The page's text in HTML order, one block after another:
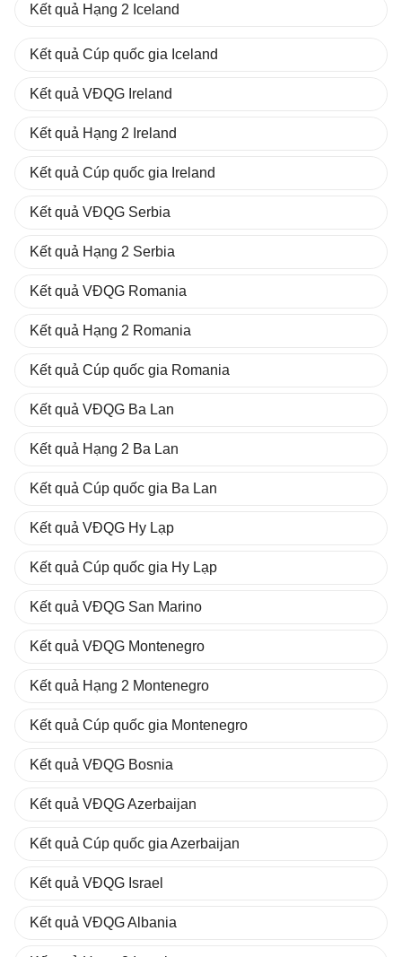
Kết quả Hạng 2 Iceland
Kết quả Cúp quốc gia Iceland
Kết quả VĐQG Ireland
Kết quả Hạng 2 Ireland
Kết quả Cúp quốc gia Ireland
Kết quả VĐQG Serbia
Kết quả Hạng 2 Serbia
Kết quả VĐQG Romania
Kết quả Hạng 2 Romania
Kết quả Cúp quốc gia Romania
Kết quả VĐQG Ba Lan
Kết quả Hạng 2 Ba Lan
Kết quả Cúp quốc gia Ba Lan
Kết quả VĐQG Hy Lạp
Kết quả Cúp quốc gia Hy Lạp
Kết quả VĐQG San Marino
Kết quả VĐQG Montenegro
Kết quả Hạng 2 Montenegro
Kết quả Cúp quốc gia Montenegro
Kết quả VĐQG Bosnia
Kết quả VĐQG Azerbaijan
Kết quả Cúp quốc gia Azerbaijan
Kết quả VĐQG Israel
Kết quả VĐQG Albania